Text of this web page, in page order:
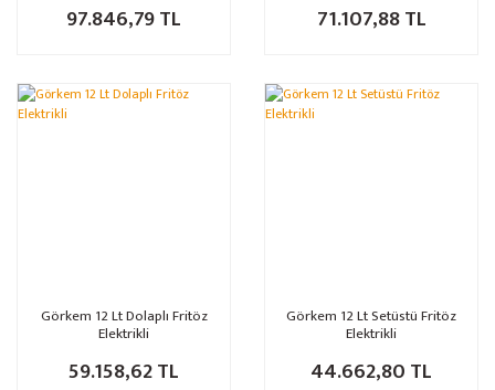
97.846,79 TL 71.107,88 TL
Görkem 12 Lt Dolaplı Fritöz
Elektrikli
59.158,62 TL
Görkem 12 Lt Setüstü Fritöz
Elektrikli
44.662,80 TL